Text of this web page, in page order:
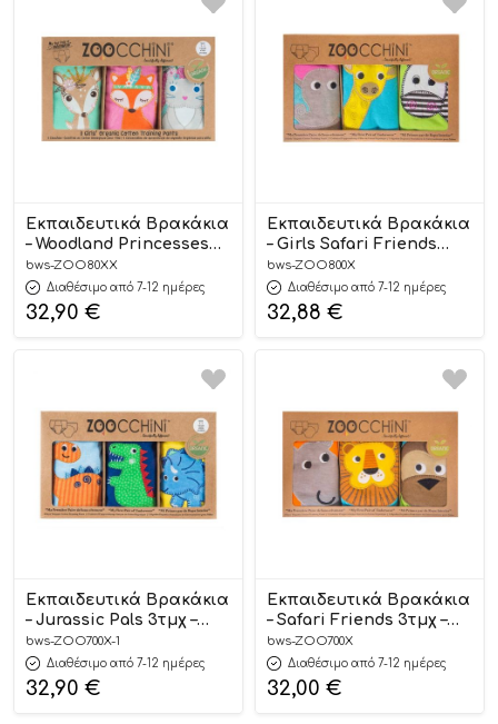
Εκπαιδευτικά Βρακάκια
– Woodland Princesses
3τμχ – Zoocchini
bws-ZOO80XX
Διαθέσιμο από 7-12 ημέρες
32,90 €
Εκπαιδευτικά Βρακάκια
– Girls Safari Friends
3τμχ – Zoocchini
bws-ZOO800X
Διαθέσιμο από 7-12 ημέρες
32,88 €
Εκπαιδευτικά Βρακάκια
– Jurassic Pals 3τμχ –
Zoocchini
bws-ZOO700X-1
Διαθέσιμο από 7-12 ημέρες
32,90 €
Εκπαιδευτικά Βρακάκια
– Safari Friends 3τμχ –
Zoocchini
bws-ZOO700X
Διαθέσιμο από 7-12 ημέρες
32,00 €